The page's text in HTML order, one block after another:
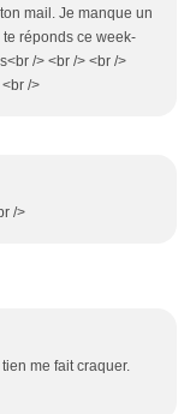
mail. Je manque un
réponds ce week-
/> <br /> <br />
/>
/>
me fait craquer.